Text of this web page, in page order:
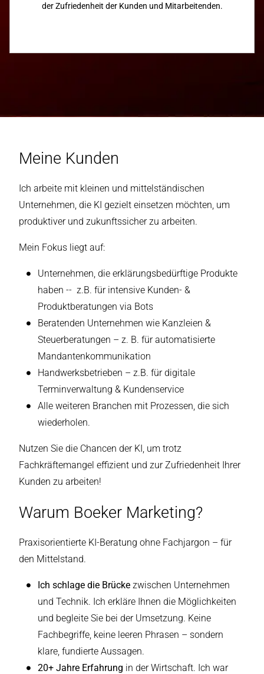
der Zufriedenheit der Kunden und Mitarbeitenden.
Meine Kunden
Ich arbeite mit kleinen und mittelständischen
Unternehmen, die KI gezielt einsetzen möchten, um
produktiver und zukunftssicher zu arbeiten.
Mein Fokus liegt auf:
Unternehmen, die erklärungsbedürftige Produkte
haben -- z.B. für intensive Kunden- &
Produktberatungen via Bots
Beratenden Unternehmen wie Kanzleien &
Steuerberatungen – z. B. für automatisierte
Mandantenkommunikation
Handwerksbetrieben – z.B. für digitale
Terminverwaltung & Kundenservice
Alle weiteren Branchen mit Prozessen, die sich
wiederholen.
Nutzen Sie die Chancen der KI, um trotz
Fachkräftemangel effizient und zur Zufriedenheit Ihrer
Kunden zu arbeiten!
Warum Boeker Marketing?
Praxisorientierte KI-Beratung ohne Fachjargon – für
den Mittelstand.
Ich schlage die Brückezwischen Unternehmen
und Technik. Ich erkläre Ihnen die Möglichkeiten
und begleite Sie bei der Umsetzung. Keine
Fachbegriffe, keine leeren Phrasen – sondern
klare, fundierte Aussagen.
20+ Jahre Erfahrung in der Wirtschaft. Ich war